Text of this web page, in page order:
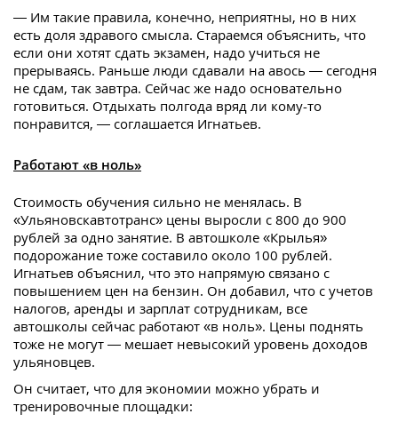
— Им такие правила, конечно, неприятны, но в них
есть доля здравого смысла. Стараемся объяснить, что
если они хотят сдать экзамен, надо учиться не
прерываясь. Раньше люди сдавали на авось — сегодня
не сдам, так завтра. Сейчас же надо основательно
готовиться. Отдыхать полгода вряд ли кому-то
понравится, — соглашается Игнатьев.
Работают «в ноль»
Стоимость обучения сильно не менялась. В
«Ульяновскавтотранс» цены выросли с 800 до 900
рублей за одно занятие. В автошколе «Крылья»
подорожание тоже составило около 100 рублей.
Игнатьев объяснил, что это напрямую связано с
повышением цен на бензин. Он добавил, что с учетов
налогов, аренды и зарплат сотрудникам, все
автошколы сейчас работают «в ноль». Цены поднять
тоже не могут — мешает невысокий уровень доходов
ульяновцев.
Он считает, что для экономии можно убрать и
тренировочные площадки: